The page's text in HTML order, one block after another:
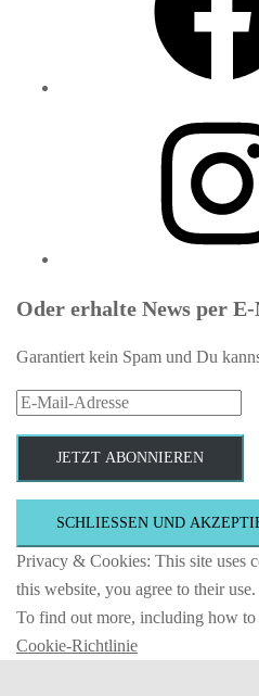
Oder erhalte News per
Garantiert kein Spam und Du
E-
Mail-
AdresseJETZT ABONNIEREN
Privacy & Cookies: This site uses
this website, you agree to their use.
To find out more, including how to
Cookie-Richtlinie